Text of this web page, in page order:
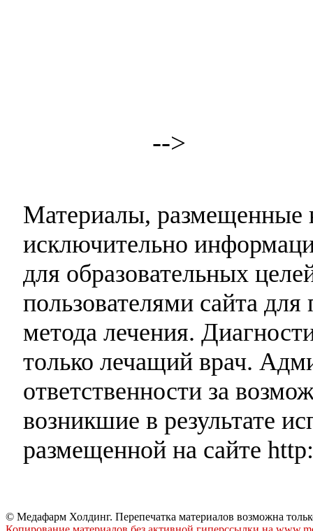
-->
Материалы, размещенные
исключительно
для образовательных
пользователями сайта
метода лечения.
только лечащий врач.
ответственности за
возникшие в результате
размещенной на сайте
© Медафарм Холдинг. Перепечатка материалов возможна